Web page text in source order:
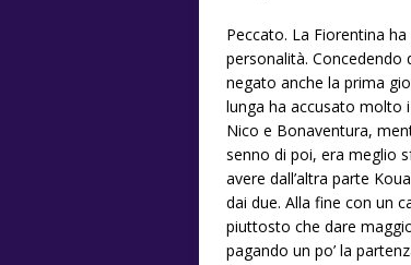
Peccato. La Fiorentina
personalità. Concedendo
negato anche la prima
lunga ha accusato molto
Nico e Bonaventura,
senno di poi, era meglio
avere dall’altra parte
dai due. Alla fine con un
piuttosto che dare
pagando un po’ la